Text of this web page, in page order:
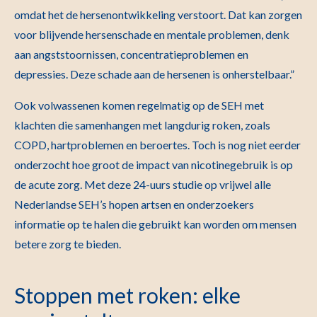
omdat het de hersenontwikkeling verstoort. Dat kan zorgen
voor blijvende hersenschade en mentale problemen, denk
aan angststoornissen, concentratieproblemen en
depressies. Deze schade aan de hersenen is onherstelbaar.”
Ook volwassenen komen regelmatig op de SEH met
klachten die samenhangen met langdurig roken, zoals
COPD, hartproblemen en beroertes. Toch is nog niet eerder
onderzocht hoe groot de impact van nicotinegebruik is op
de acute zorg. Met deze 24-uurs studie op vrijwel alle
Nederlandse SEH’s hopen artsen en onderzoekers
informatie op te halen die gebruikt kan worden om mensen
betere zorg te bieden.
Stoppen met roken: elke